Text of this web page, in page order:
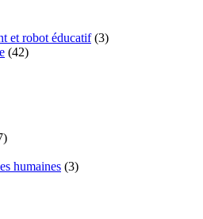
et robot éducatif(3)
(42)
humaines (3)